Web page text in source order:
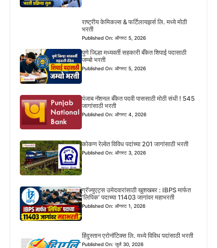
राष्ट्रीय केमिकल्स & फर्टिलायझर्स लि. मध्ये मोठी
भरती
Published On: ऑगस्ट 5, 2026
पुणे जिल्हा मध्यवर्ती सहकारी बँकेत शिपाई पदासाठी
जम्बो भरती
Published On: ऑगस्ट 5, 2026
पंजाब नॅशनल बँकेत पदवी पाससाठी मोठी संधी ! 545
जागांसाठी भरती
Published On: ऑगस्ट 4, 2026
कोकण रेल्वेत विविध पदांच्या 201 जागांसाठी भरती
Published On: ऑगस्ट 3, 2026
ग्रॅज्युएट्स उमेदवारांसाठी खुशखबर : IBPS मार्फत
‘लिपिक’ पदाच्या 11403 जागांवर महाभरती
Published On: ऑगस्ट 1, 2026
हिंदुस्तान एरोनॉटिक्स लि. मध्ये विविध पदांसाठी भरती
Published On: जुलै 30, 2026